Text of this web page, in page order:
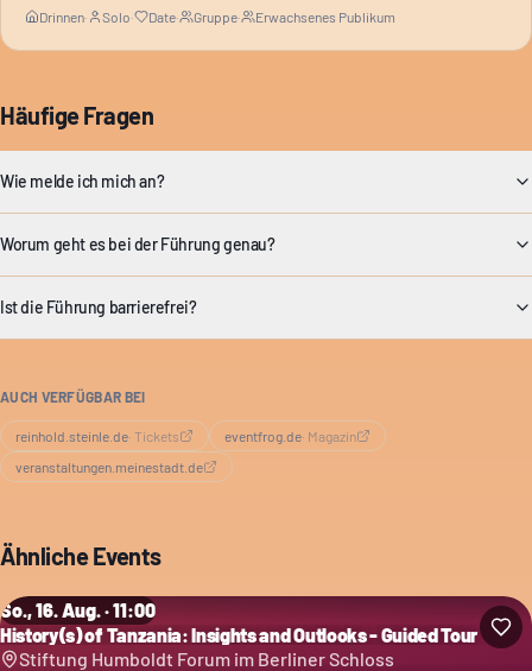
Drinnen· Solo· Date· Gruppe· Erwachsenes Publikum
Häufige Fragen
Wie melde ich mich an?
Worum geht es bei der Führung genau?
Ist die Führung barrierefrei?
AUCH VERFÜGBAR BEI
reinhold.steinle.de· Tickets eventfrog.de· Magazin
veranstaltungen.meinestadt.de
Ähnliche Events
So., 16. Aug. · 11:00
History(s) of Tanzania: Insights and Outlooks - Guided Tour
Stiftung Humboldt Forum im Berliner Schloss